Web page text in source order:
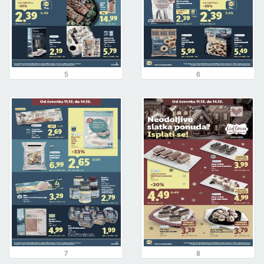
5 6
7 8